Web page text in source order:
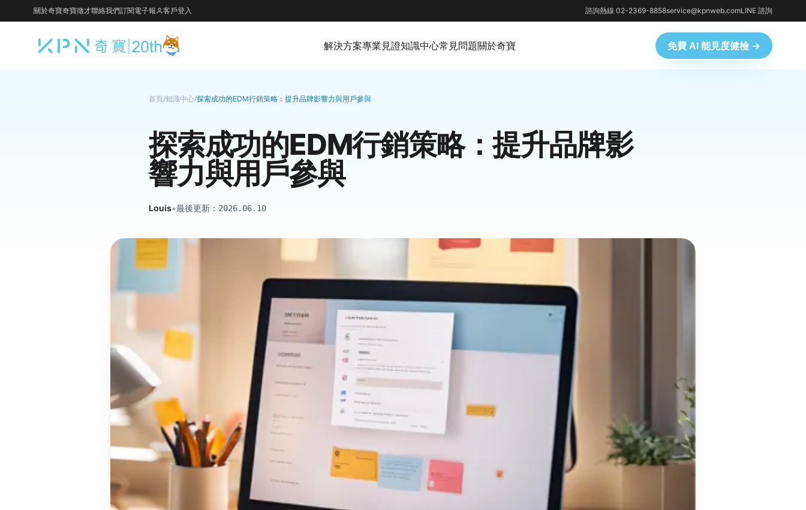
關於奇寶奇寶徵才聯絡我們訂閱電子報 客戶登入 諮詢熱線 02-2369-8858service@kpnweb.comLINE 諮詢
解決方案專業見證知識中心常見問題關於奇寶 免費 AI 能見度健檢 →
首頁/知識中心/探索成功的EDM行銷策略：提升品牌影響力與用戶參與
探索成功的EDM行銷策略：提升品牌影
響力與用戶參與
Louis•最後更新： 2026.06.10